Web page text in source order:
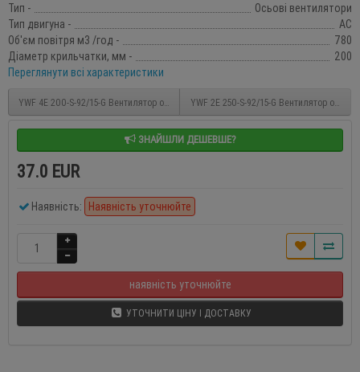
Тип -
Осьові вентилятори
Тип двигуна -
АС
Об'єм повітря м3 /год -
780
Діаметр крильчатки, мм -
200
Переглянути всі характеристики
YWF 4E 200-S-92/15-G Вентилятор осьовий 200мм Weiguang (220В, 530м3/
YWF 2E 250-S-92/15-G Вентилятор
ЗНАЙШЛИ ДЕШЕВШЕ?
37.0 EUR
Наявність: Наявність уточнюйте
наявність уточнюйте
УТОЧНИТИ ЦІНУ І ДОСТАВКУ